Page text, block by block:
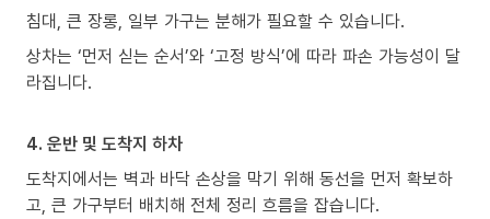
침대, 큰 장롱, 일부 가구는 분해가 필요할 수 있습니다.
상차는 ‘먼저 싣는 순서’와 ‘고정 방식’에 따라 파손 가능성이 달
라집니다.
4. 운반 및 도착지 하차
도착지에서는 벽과 바닥 손상을 막기 위해 동선을 먼저 확보하
고, 큰 가구부터 배치해 전체 정리 흐름을 잡습니다.